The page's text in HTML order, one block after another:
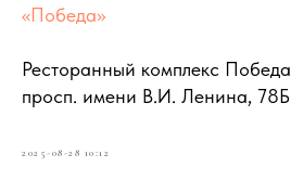
«Победа»
Ресторанный комплекс Победа
просп. имени В.И. Ленина, 78Б
2025-08-28 10:12